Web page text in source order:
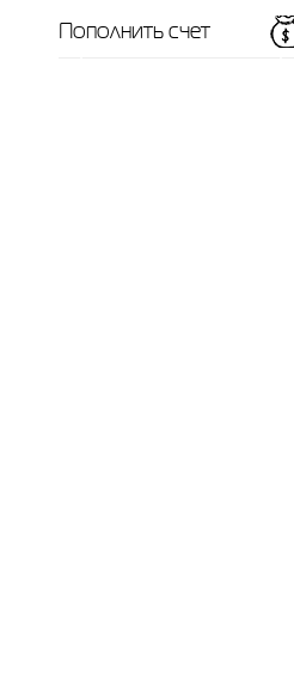
Пополнить счет